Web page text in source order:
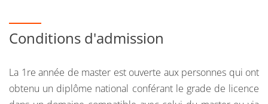
Conditions d'admission
La 1re année de master est ouverte aux personnes qui ont
obtenu un diplôme national conférant le grade de licence